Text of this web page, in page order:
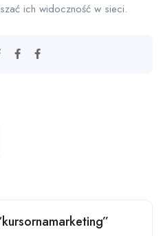
ich widoczność w sieci.